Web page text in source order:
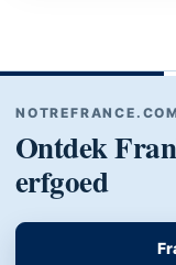
Ontdek
erfgoed